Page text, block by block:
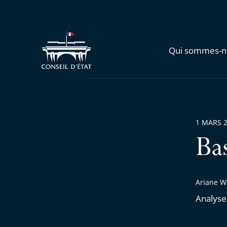
Qui sommes-
Ariane
1 MARS